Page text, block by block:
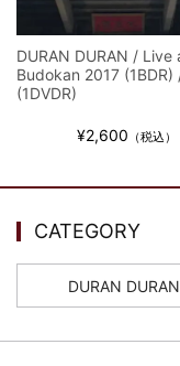
DURAN DURAN / Live
Budokan 2017 (1BDR)
(1DVDR)
¥2,600 （税込）
CATEGORY